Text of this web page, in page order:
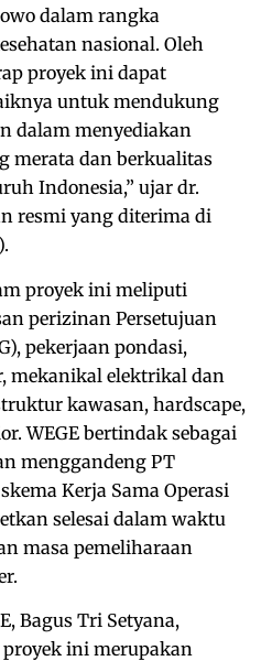
dalam rangka
nasional. Oleh
proyek ini dapat
untuk mendukung
dalam menyediakan
merata dan berkualitas
Indonesia,” ujar dr.
resmi yang diterima di
proyek ini meliputi
perizinan Persetujuan
pekerjaan pondasi,
mekanikal elektrikal dan
kawasan, hardscape,
WEGE bertindak sebagai
menggandeng PT
Kerja Sama Operasi
selesai dalam waktu
masa pemeliharaan
Bagus Tri Setyana,
ini merupakan